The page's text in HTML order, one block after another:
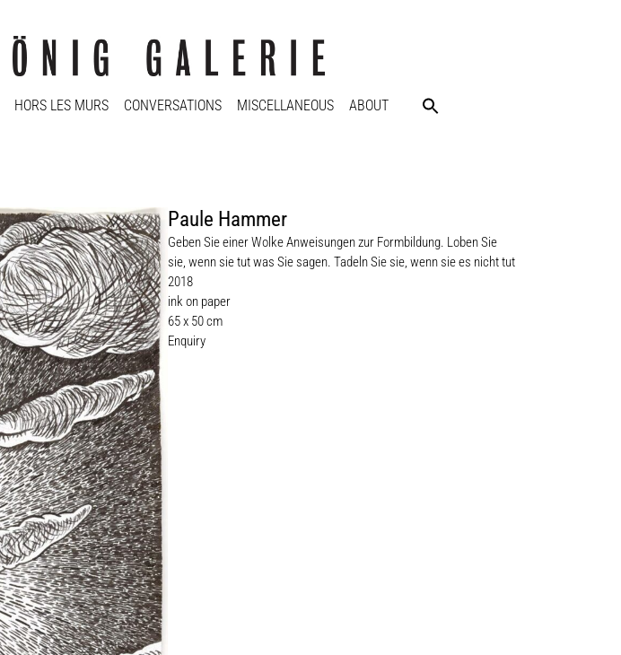
HORS LES MURS CONVERSATIONS MISCELLANEOUS ABOUT
Paule Hammer
Geben Sie einer Wolke Anweisungen zur Formbildung. Loben Sie
sie, wenn sie tut was Sie sagen. Tadeln Sie sie, wenn sie es nicht tut
2018
ink on paper
65 x 50 cm
Enquiry